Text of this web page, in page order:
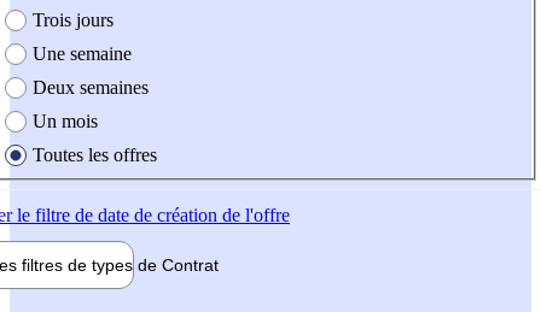
Trois jours
Une semaine
Deux semaines
Un mois
Toutes les offres
le filtre de date de création de l'offre
filtres de types de Contrat